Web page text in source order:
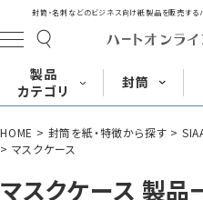
封筒・名刺などのビジネス向け紙製品を販売する
製品
カテゴリ
封筒
長形封筒 角形封筒
HOME 封筒を紙・特徴から探す
マスクケース
マスクケース 製品